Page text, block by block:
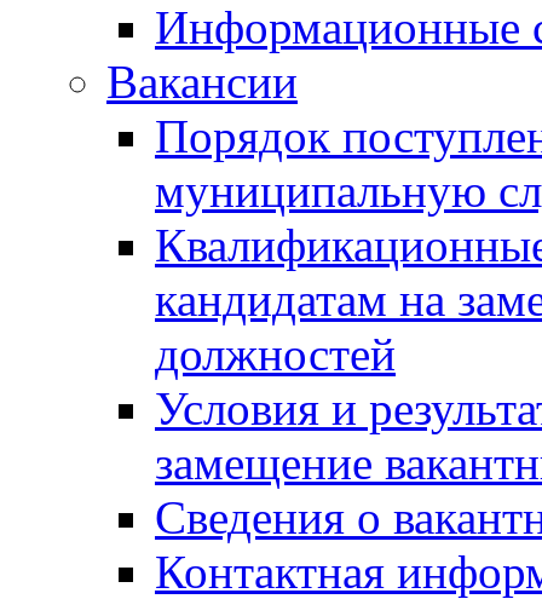
Информационные
Вакансии
Порядок
муниципальную
кандидатам на
должностей
Условия и
замещение
Сведения о
Контактная